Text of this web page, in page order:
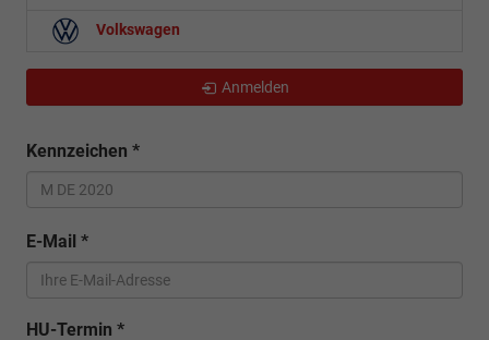
Volkswagen
Anmelden
Kennzeichen *
E-Mail *
HU-Termin *